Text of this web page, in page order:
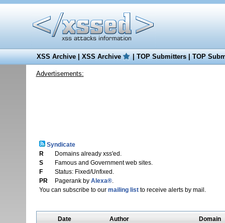
XSS Archive|XSS Archive |TOP Submitters|TOP
Advertisements:
Syndicate
R
Domains already xss'ed.
S
Famous and Government web sites.
F
Status: Fixed/Unfixed.
PR
Pagerank by Alexa®.
You can subscribe to our mailing listto receive alerts by mail.
Date Author Domain